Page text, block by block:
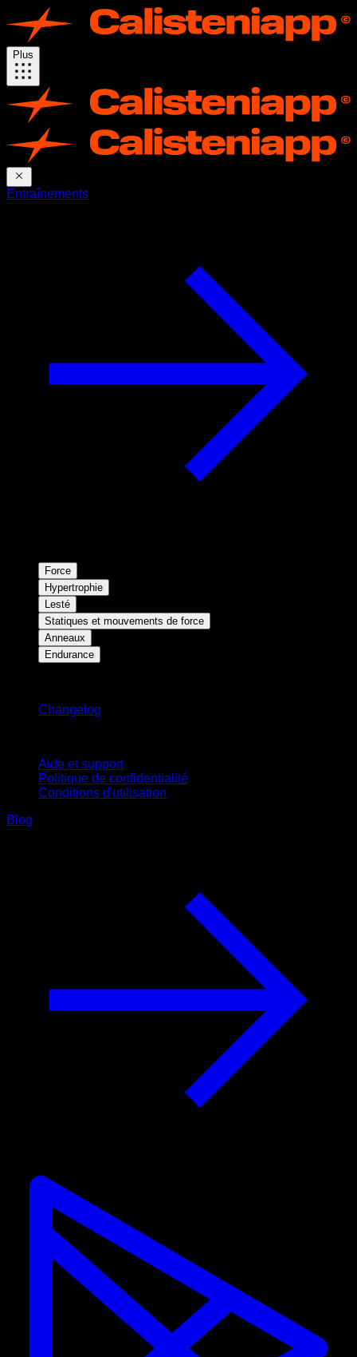
Plus
Entraînements
Force
Hypertrophie
Lesté
Statiques et mouvements de force
Anneaux
Endurance
Changelog
Aide et support
Politique de confidentialité
Conditions d'utilisation
Blog